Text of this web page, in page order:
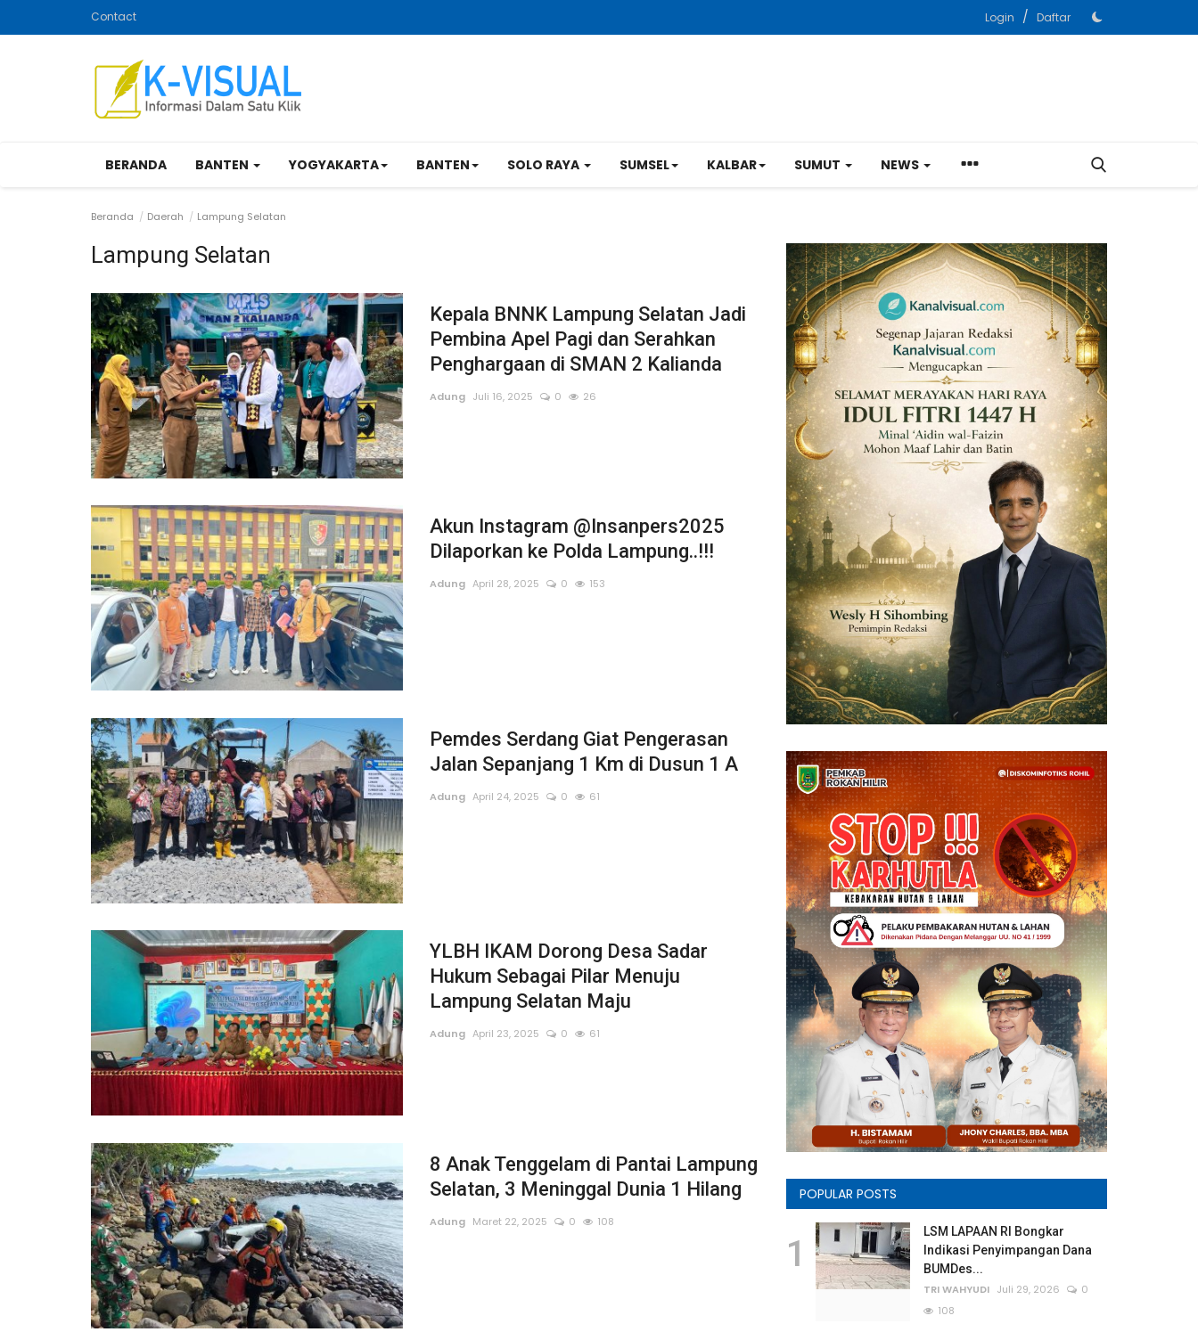
Contact Login / Daftar
BERANDA BANTEN YOGYAKARTA BANTEN SOLO RAYA SUMSEL KALBAR SUMUT NEWS
Beranda Daerah Lampung Selatan
Lampung Selatan
Kepala BNNK Lampung Selatan Jadi
Pembina Apel Pagi dan Serahkan
Penghargaan di SMAN 2 Kalianda
Adung Juli 16, 2025 0 26
Akun Instagram @Insanpers2025
Dilaporkan ke Polda Lampung..!!!
Adung April 28, 2025 0 153
Pemdes Serdang Giat Pengerasan
Jalan Sepanjang 1 Km di Dusun 1 A
Adung April 24, 2025 0 61
YLBH IKAM Dorong Desa Sadar
Hukum Sebagai Pilar Menuju
Lampung Selatan Maju
Adung April 23, 2025 0 61
8 Anak Tenggelam di Pantai Lampung
Selatan, 3 Meninggal Dunia 1 Hilang
Adung Maret 22, 2025 0 108
POPULAR POSTS
1
LSM LAPAAN RI Bongkar
Indikasi Penyimpangan Dana
BUMDes...
TRI WAHYUDI Juli 29, 2026
0
108